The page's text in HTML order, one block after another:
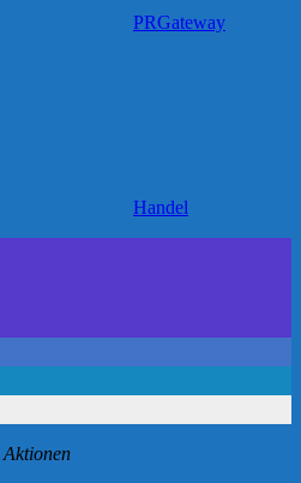
PRGateway
Handel
Aktionen